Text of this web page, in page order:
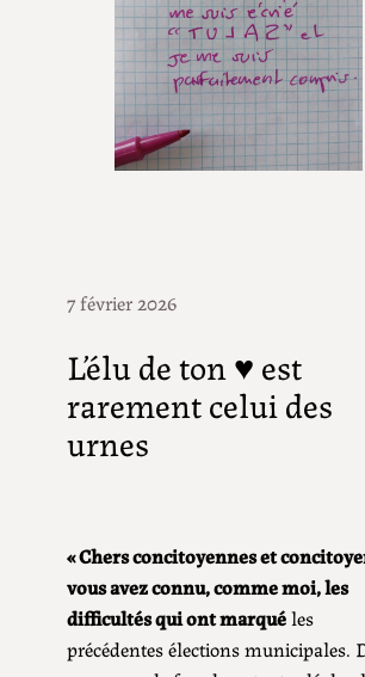
7 février 2026
L’élu de ton ♥ est
rarement celui des
urnes
« Chers concitoyennes et
vous avez connu, comme moi, les
difficultés qui ont marquéles
précédentes élections municipales.